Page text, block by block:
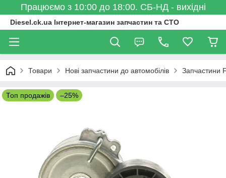
Працюємо з 10:00 до 18:00. СБ-НД - вихідні
Diesel.ck.ua Інтернет-магазин запчастин та СТО
Товари Нові запчастини до автомобілів Запчастини
Топ продажів –25%